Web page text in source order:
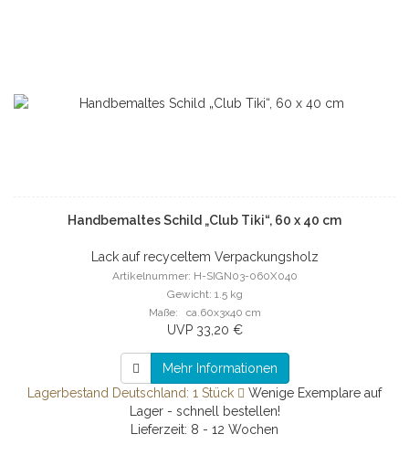
Handbemaltes Schild „Club Tiki“, 60 x 40 cm
Lack auf recyceltem Verpackungsholz
Artikelnummer: H-SIGN03-060X040
Gewicht: 1.5 kg
Maße: ca.60x3x40 cm
UVP 33,20 €
Mehr Informationen
Lagerbestand Deutschland: 1 Stück
Wenige Exemplare auf
Lager - schnell bestellen!
Lieferzeit: 8 - 12 Wochen